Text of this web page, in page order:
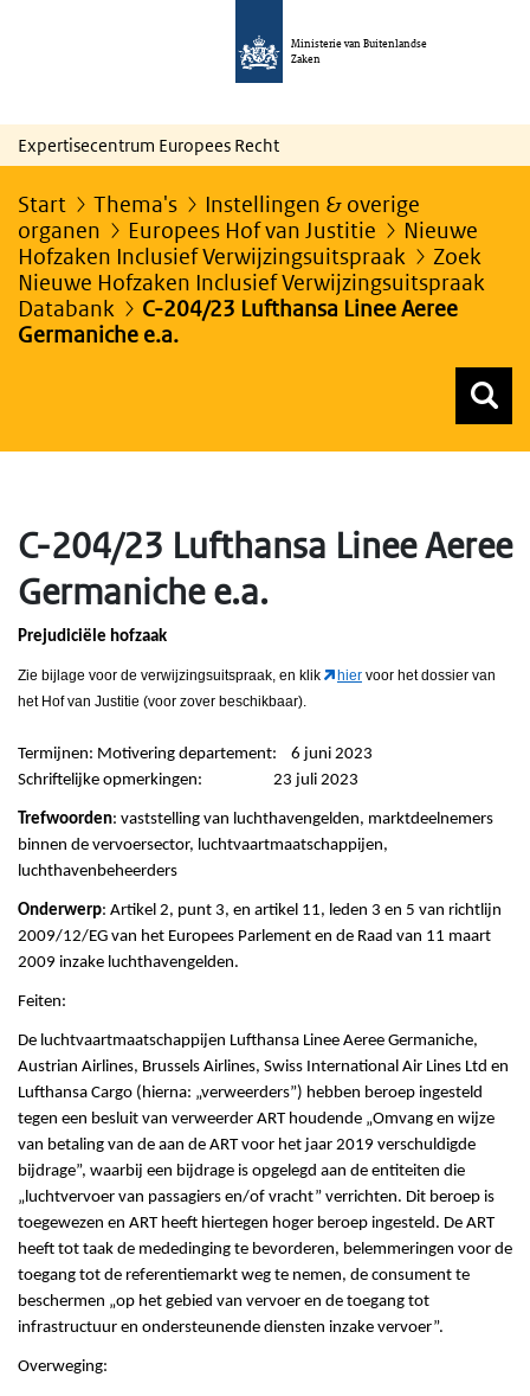
Ministerie van Buitenlandse
Zaken
Expertisecentrum Europees Recht
Start Thema's
Instellingen & overige
organen
Europees Hof van Justitie
Nieuwe
Hofzaken Inclusief Verwijzingsuitspraak
Zoek
Nieuwe Hofzaken Inclusief Verwijzingsuitspraak
Databank
C-204/23 Lufthansa Linee Aeree
Germaniche e.a.
C-204/23 Lufthansa Linee Aeree
Germaniche e.a.
Prejudiciële hofzaak
Zie bijlage voor de verwijzingsuitspraak, en klik hier voor het dossier van
het Hof van Justitie (voor zover beschikbaar).
Termijnen: Motivering departement: 6 juni 2023
Schriftelijke opmerkingen: 23 juli 2023
Trefwoorden: vaststelling van luchthavengelden, marktdeelnemers
binnen de vervoersector, luchtvaartmaatschappijen,
luchthavenbeheerders
Onderwerp: Artikel 2, punt 3, en artikel 11, leden 3 en 5 van richtlijn
2009/12/EG van het Europees Parlement en de Raad van 11 maart
2009 inzake luchthavengelden.
Feiten:
De luchtvaartmaatschappijen Lufthansa Linee Aeree Germaniche,
Austrian Airlines, Brussels Airlines, Swiss International Air Lines Ltd en
Lufthansa Cargo (hierna: „verweerders”) hebben beroep ingesteld
tegen een besluit van verweerder ART houdende „Omvang en wijze
van betaling van de aan de ART voor het jaar 2019 verschuldigde
bijdrage”, waarbij een bijdrage is opgelegd aan de entiteiten die
„luchtvervoer van passagiers en/of vracht” verrichten. Dit beroep is
toegewezen en ART heeft hiertegen hoger beroep ingesteld. De ART
heeft tot taak de mededinging te bevorderen, belemmeringen voor de
toegang tot de referentiemarkt weg te nemen, de consument te
beschermen „op het gebied van vervoer en de toegang tot
infrastructuur en ondersteunende diensten inzake vervoer”.
Overweging: